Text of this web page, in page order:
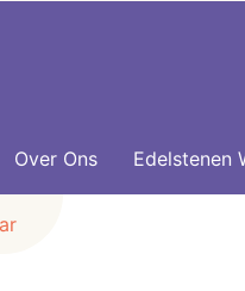
Over Ons Edelstenen